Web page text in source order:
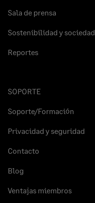
Sala de prensa
Sostenibilidad y sociedad
Reportes
SOPORTE
Soporte/Formación
Privacidad y seguridad
Contacto
Blog
Ventajas miembros